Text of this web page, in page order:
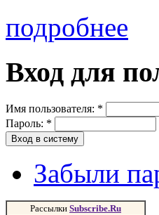
подробнее
Вход для
Имя пользователя: *
Пароль: *
Забыли
Рассылки Subscribe.Ru